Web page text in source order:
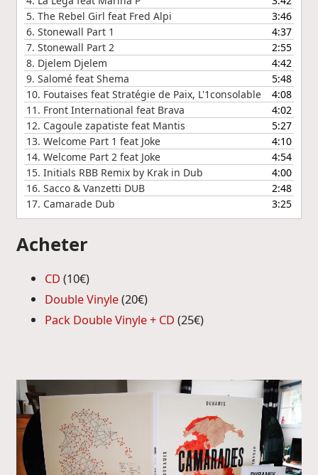
5. The Rebel Girl feat Fred Alpi
3:46
6. Stonewall Part 1
4:37
7. Stonewall Part 2
2:55
8. Djelem Djelem
4:42
9. Salomé feat Shema
5:48
10. Foutaises feat Stratégie de Paix, L'1consolable
4:08
11. Front International feat Brava
4:02
12. Cagoule zapatiste feat Mantis
5:27
13. Welcome Part 1 feat Joke
4:10
14. Welcome Part 2 feat Joke
4:54
15. Initials RBB Remix by Krak in Dub
4:00
16. Sacco & Vanzetti DUB
2:48
17. Camarade Dub 3:25
Acheter
CD (10€)
Double Vinyle(20€)
Pack Double Vinyle + CD (25€)